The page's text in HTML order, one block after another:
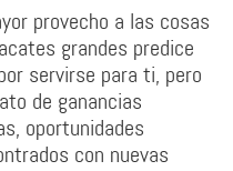
provecho a las cosas
grandes predice
servirse para ti, pero
de ganancias
oportunidades
con nuevas